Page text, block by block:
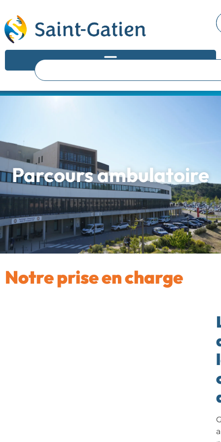
Parcours ambulatoire
Notre prise en charge